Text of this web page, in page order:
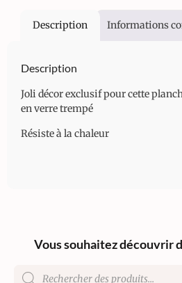
Description Informations
Description
Joli décor exclusif pour cette
en verre trempé
Résiste à la chaleur
Vous souhaitez découvrir